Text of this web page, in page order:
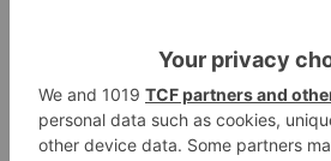
Krovinovic, Tudor, Perica.
CROACIA:Livakovic,
Car, Peric, Rog, Coric,